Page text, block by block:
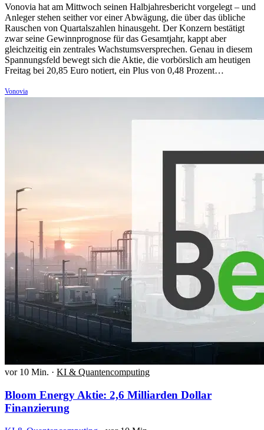
Vonovia hat am Mittwoch seinen Halbjahresbericht vorgelegt – und
Anleger stehen seither vor einer Abwägung, die über das übliche
Rauschen von Quartalszahlen hinausgeht. Der Konzern bestätigt
zwar seine Gewinnprognose für das Gesamtjahr, kappt aber
gleichzeitig ein zentrales Wachstumsversprechen. Genau in diesem
Spannungsfeld bewegt sich die Aktie, die vorbörslich am heutigen
Freitag bei 20,85 Euro notiert, ein Plus von 0,48 Prozent…
Vonovia
vor 10 Min. · KI & Quantencomputing
Bloom Energy Aktie: 2,6 Milliarden Dollar
Finanzierung